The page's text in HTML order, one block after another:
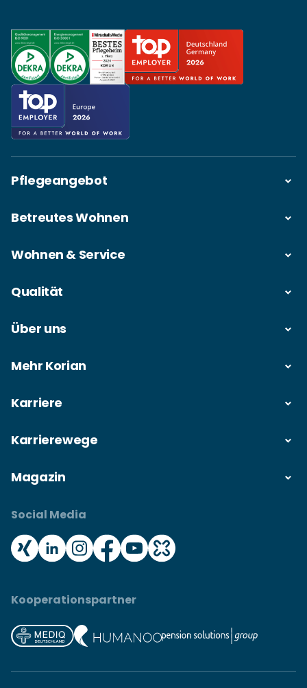
Pflegeangebot
Betreutes Wohnen
Wohnen & Service
Qualität
Über uns
Mehr Korian
Karriere
Karrierewege
Magazin
Social Media
Kooperationspartner